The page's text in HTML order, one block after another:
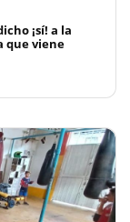
¡sí! a la
que viene